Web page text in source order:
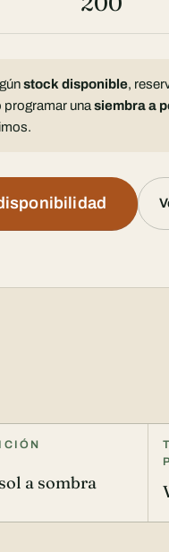
stock disponible,
programar unasiembra a
a sombra